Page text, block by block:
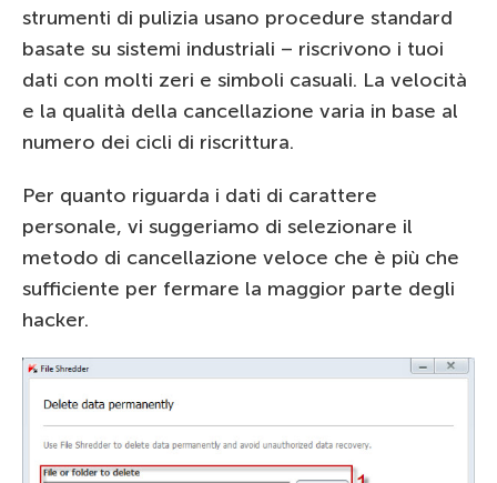
strumenti di pulizia usano procedure standard
basate su sistemi industriali – riscrivono i tuoi
dati con molti zeri e simboli casuali. La velocità
e la qualità della cancellazione varia in base al
numero dei cicli di riscrittura.
Per quanto riguarda i dati di carattere
personale, vi suggeriamo di selezionare il
metodo di cancellazione veloce che è più che
sufficiente per fermare la maggior parte degli
hacker.